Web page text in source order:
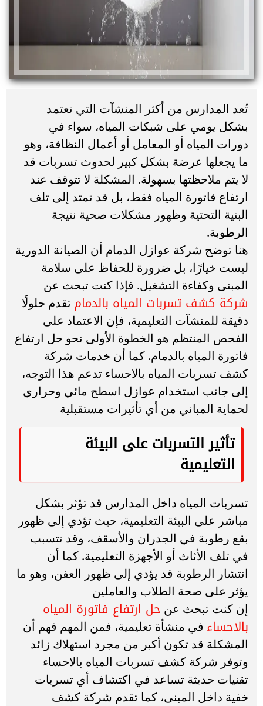
تُعد المدارس من أكثر المنشآت التي تعتمد
بشكل يومي على شبكات المياه، سواء في
دورات المياه أو المعامل أو أعمال النظافة، وهو
ما يجعلها عرضة بشكل كبير لحدوث تسربات قد
لا يتم ملاحظتها بسهولة. المشكلة لا تتوقف عند
ارتفاع فاتورة المياه فقط، بل قد تمتد إلى تلف
البنية التحتية وظهور مشكلات صحية نتيجة
الرطوبة.
هنا توضح شركة عوازل الدمام أن الصيانة الدورية
ليست خيارًا، بل ضرورة للحفاظ على سلامة
المبنى وكفاءة التشغيل. فإذا كنت تبحث عن
شركة كشف تسربات المياه بالدمام تقدم حلولًا
دقيقة للمنشآت التعليمية، فإن الاعتماد على
الفحص المنتظم هو الخطوة الأولى نحو حل ارتفاع
فاتورة المياه بالدمام. كما أن خدمات شركة
كشف تسربات المياه بالاحساء تدعم هذا التوجه،
إلى جانب استخدام عوازل اسطح مائي وحراري
لحماية المباني من أي تأثيرات مستقبلية
تأثير التسربات على البيئة
التعليمية
تسربات المياه داخل المدارس قد تؤثر بشكل
مباشر على البيئة التعليمية، حيث تؤدي إلى ظهور
بقع رطوبة في الجدران والأسقف، وقد تتسبب
في تلف الأثاث أو الأجهزة التعليمية. كما أن
انتشار الرطوبة قد يؤدي إلى ظهور العفن، وهو ما
يؤثر على صحة الطلاب والعاملين
إن كنت تبحث عن حل ارتفاع فاتورة المياه
بالاحساء في منشأة تعليمية، فمن المهم فهم أن
المشكلة قد تكون أكبر من مجرد استهلاك زائد
وتوفر شركة كشف تسربات المياه بالاحساء
تقنيات حديثة تساعد في اكتشاف أي تسربات
خفية داخل المبنى، كما تقدم شركة كشف